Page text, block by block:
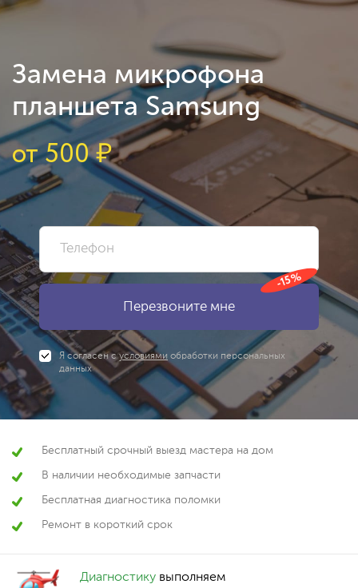
Замена микрофона
планшета Samsung
от500₽
-15%
Я согласен сусловиями обработки персональных
данных
Бесплатный срочный выезд мастера на дом
В наличии необходимые запчасти
Бесплатная диагностика поломки
Ремонт в короткий срок
Диагностику выполняем